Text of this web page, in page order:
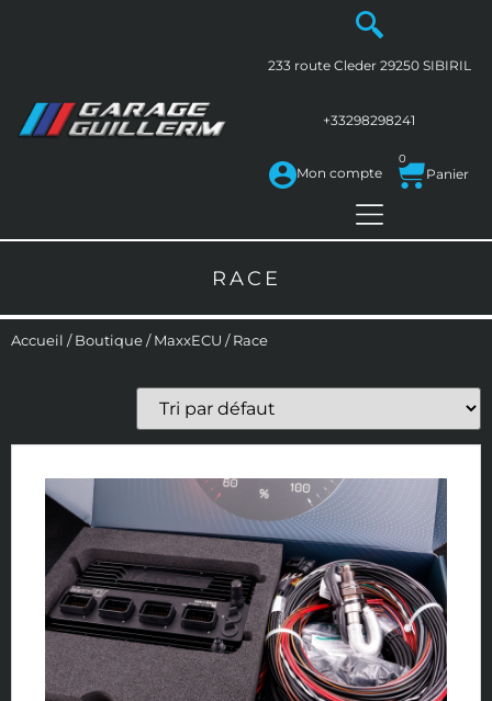
233 route Cleder 29250 SIBIRIL
+33298298241
Mon compte
0
RACE
Accueil /Boutique/MaxxECU / Race